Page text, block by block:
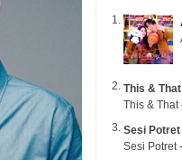
This & That
This & That
Sesi Potret
Sesi Potret